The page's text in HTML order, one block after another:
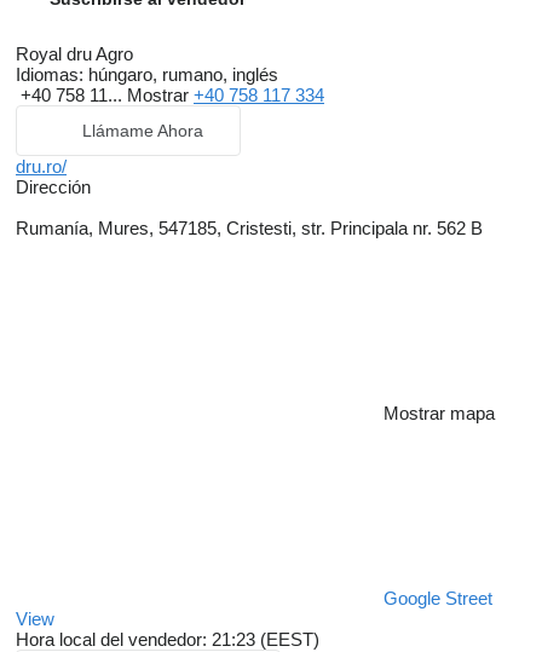
Royal dru Agro
Idiomas: húngaro, rumano, inglés
+40 758 11... Mostrar +40 758 117 334
Llámame Ahora
dru.ro/
Dirección
Rumanía, Mures, 547185, Cristesti, str. Principala nr. 562 B
Mostrar mapa
Google Street
View
Hora local del vendedor: 21:23 (EEST)